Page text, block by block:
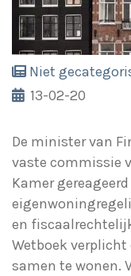
Niet
13-02-20
De minister van
vaste commissie
Kamer
en
Wetboek
samen te wonen.